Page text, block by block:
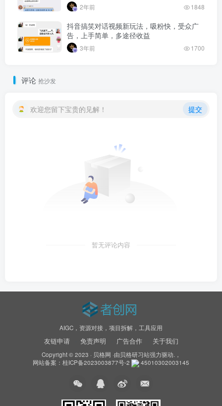
2年前 1848
抖音搞笑对话视频新玩法，吸粉快，受众广
告，上手简单，多途径收益
3年前 1700
评论 抢沙发
欢迎您留下宝贵的见解！ 提交
暂无评论内容
AIGC，资源对接，项目拆解，工具应用
友链申请 免责声明 广告合作 关于我们
Copyright © 2023 · 贝格网 ·由贝格研习站强力驱动.，
网站备案： 桂ICP备2023003877号-2 45010302003145